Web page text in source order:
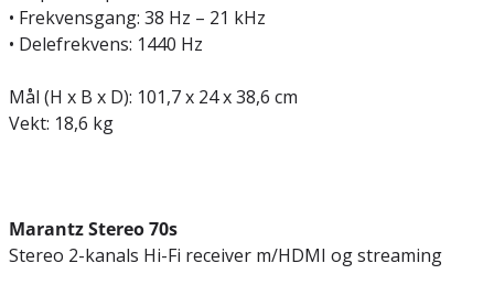
• Frekvensgang: 38 Hz – 21 kHz
• Delefrekvens: 1440 Hz
Mål (H x B x D): 101,7 x 24 x 38,6 cm
Vekt: 18,6 kg
Marantz Stereo 70s
Stereo 2-kanals Hi-Fi receiver m/HDMI og streaming